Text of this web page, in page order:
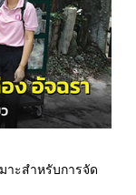
าะสำหรับการจัด